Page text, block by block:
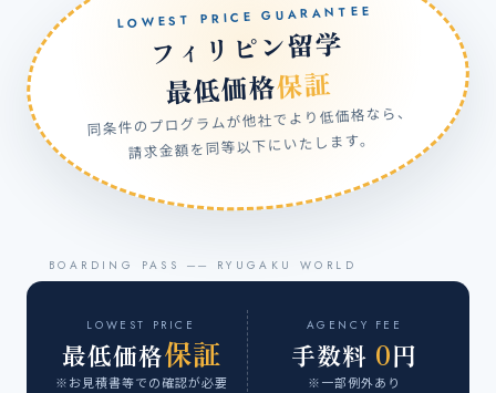
LOWEST PRICE GUARANTEE
フィリピン留学
最低価格保証
同条件のプログラムが他社でより低価格なら、
請求金額を同等以下にいたします。
LOWEST PRICE
最低価格保証
※お見積書等での確認が必要
AGENCY FEE
手数料 0円
※一部例外あり